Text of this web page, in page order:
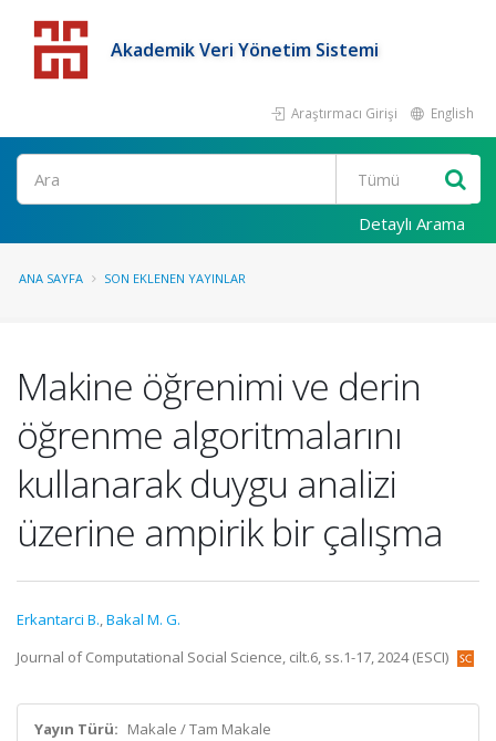
Akademik Veri Yönetim Sistemi
Araştırmacı Girişi English
Detaylı Arama
ANA SAYFA SON EKLENEN YAYINLAR
Makine öğrenimi ve derin
öğrenme algoritmalarını
kullanarak duygu analizi
üzerine ampirik bir çalışma
Erkantarci B.,Bakal M. G.
Journal of Computational Social Science, cilt.6, ss.1-17, 2024 (ESCI)
Yayın Türü: Makale / Tam Makale